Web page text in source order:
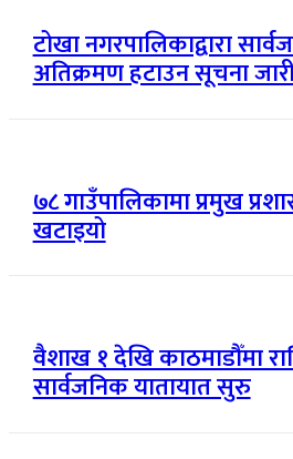
टोखा नगरपालिकाद्वारा
अतिक्रमण हटाउन सूचना
७८ गाउँपालिकामा प्रमुख
खटाइयो
वैशाख १ देखि काठमाडौँमा
सार्वजनिक यातायात सुरु